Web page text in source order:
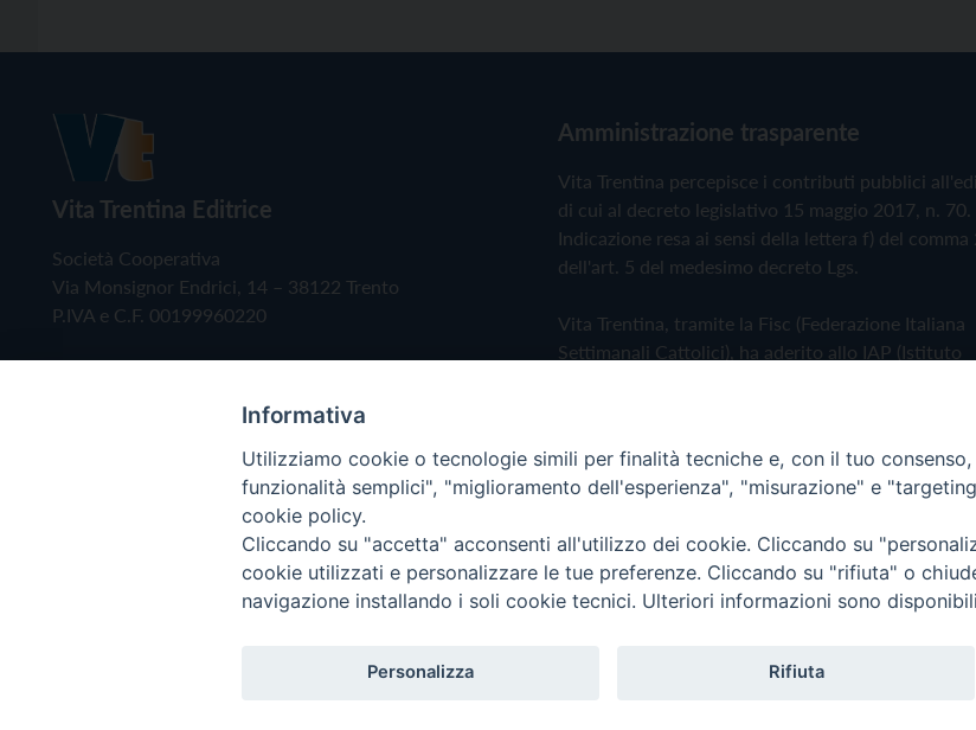
Vita Trentina Editrice
Società Cooperativa
Via Monsignor Endrici, 14 – 38122 Trento
P.IVA e C.F. 00199960220
Amministrazione trasparente
Vita Trentina percepisce i contributi pubblici
di cui al decreto legislativo 15 maggio 2017, n. 70.
Indicazione resa ai sensi della lettera f) del comma
dell'art. 5 del medesimo decreto Lgs.
Vita Trentina, tramite la Fisc (Federazione Italiana
Settimanali Cattolici), ha aderito allo IAP (Istituto
Privacy Policy Cookie Policy
Copyright © 2019 - Tutti i diritti riservati - Vita Trentina Editrice
Informativa
Utilizziamo cookie o tecnologie simili per finalità tecniche e, con il tuo
funzionalità semplici", "miglioramento dell'esperienza", "misurazione" e
cookie policy.
Cliccando su "accetta" acconsenti all'utilizzo dei cookie. Cliccando su
cookie utilizzati e personalizzare le tue preferenze. Cliccando su "rifiuta" o
navigazione installando i soli cookie tecnici. Ulteriori informazioni sono
Personalizza Rifiuta